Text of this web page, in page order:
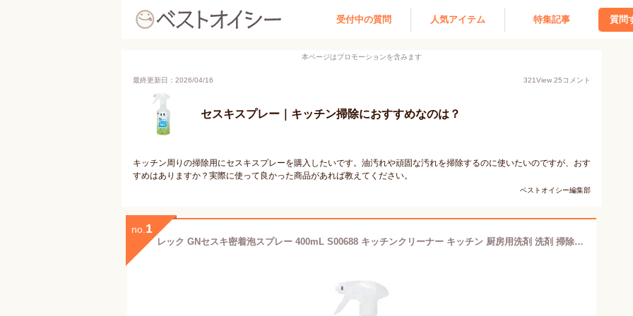
受付中の質問 人気アイテム 特集記事 質問
本ページはプロモーションを含みます
最終更新日：2026/04/16 321View 25コメント
セスキスプレー｜キッチン掃除におすすめなのは？
キッチン周りの掃除用にセスキスプレーを購入したいです。油汚れや頑固な汚れを掃除するのに使いたいのですが、おす
すめはありますか？実際に使って良かった商品があれば教えてください。
ベストオイシー編集部
no. 1
レック GNセスキ密着泡スプレー 400mL S00688 キッチンクリーナー キッチン 厨房用洗剤 洗剤 掃除 清掃